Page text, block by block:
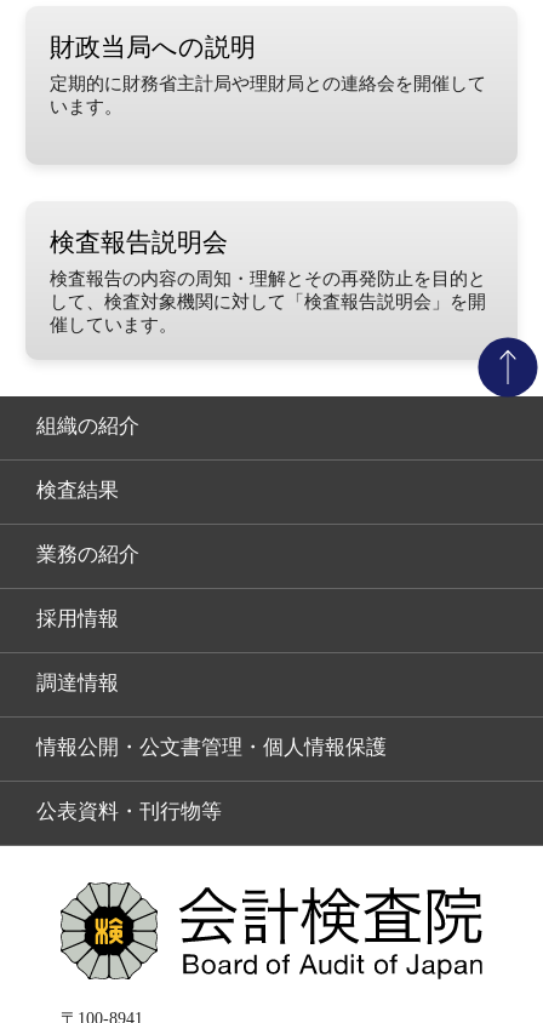
財政当局への説明
定期的に財務省主計局や理財局との連絡会を開催して
います。
検査報告説明会
検査報告の内容の周知・理解とその再発防止を目的と
して、検査対象機関に対して「検査報告説明会」を開
催しています。
組織の紹介
検査結果
業務の紹介
採用情報
調達情報
情報公開・公文書管理・個人情報保護
公表資料・刊行物等
〒100-8941